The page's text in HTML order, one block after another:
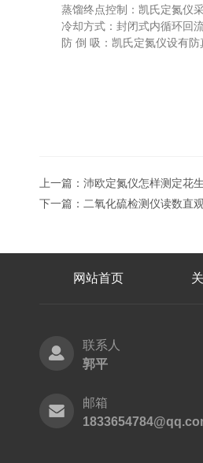
蒸馏终点控制：凯氏定氮仪采
冷却方式：封闭式内循环回流
防 倒 吸：凯氏定氮仪设有防
上一篇： 沛欧定氮仪怎样测定花
下一篇： 二氧化硫检测仪读数直
网站首页
联系人
郭平
邮箱